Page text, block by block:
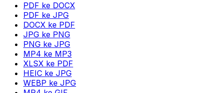
PDF ke DOCX
PDF ke JPG
DOCX ke PDF
JPG ke PNG
PNG ke JPG
MP4 ke MP3
XLSX ke PDF
HEIC ke JPG
WEBP ke JPG